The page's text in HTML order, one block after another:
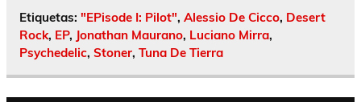
Etiquetas: "EPisode I: Pilot", Alessio De Cicco, Desert
Rock, EP, Jonathan Maurano, Luciano Mirra,
Psychedelic, Stoner, Tuna De Tierra